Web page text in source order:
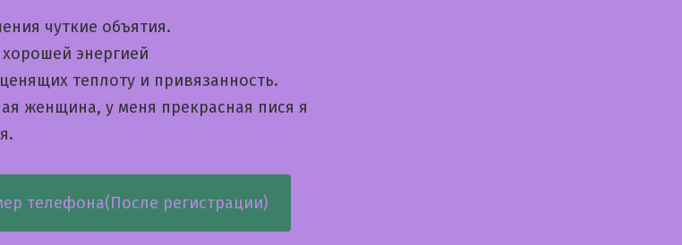
чуткие объятия.
энергией
теплоту и привязанность.
женщина, у меня прекрасная пися я
телефона(После регистрации)